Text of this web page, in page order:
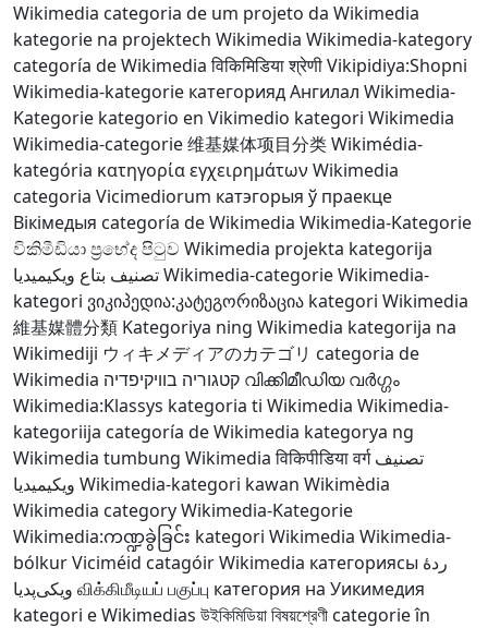
Wikimedia categoria de um projeto da Wikimedia
kategorie na projektech Wikimedia Wikimedia-kategory
categoría de Wikimedia विकिमिडिया श्रेणीVikipidiya:Shopni
Wikimedia-kategorie категорияд Ангилал Wikimedia-
Kategorie kategorio en Vikimedio kategori Wikimedia
Wikimedia-categorie维基媒体项目分类Wikimédia-
kategória κατηγορία εγχειρημάτων Wikimedia
categoria Vicimediorum катэгорыя ў праекце
Вікімедыя categoría de Wikimedia Wikimedia-Kategorie
විකිමීඩියා ප්‍රභේද පිටුව Wikimedia projekta kategorija
تصنيف بتاع ويكيميدياWikimedia-categorieWikimedia-
kategori ვიკიპედია:კატეგორიზაცია kategori Wikimedia
維基媒體分類 Kategoriya ning Wikimedia kategorija na
Wikimediji ウィキメディアのカテゴリ categoria de
Wikimedia קטגוריה בוויקיפדיה വിക്കിമീഡിയ വർഗ്ഗം
Wikimedia:Klassys kategoria ti Wikimedia Wikimedia-
kategoriija categoría de Wikimedia kategorya ng
Wikimedia tumbung Wikimedia विकिपीडिया वर्ग تصنيف
ويكيميديا Wikimedia-kategori kawan Wikimèdia
Wikimedia categoryWikimedia-Kategorie
Wikimedia:ကဏ္ဍခွဲခြင်း kategori Wikimedia Wikimedia-
bólkurViciméid catagóirWikimedia категориясы ردهٔ
ویکی‌پدیا விக்கிமீடியப் பகுப்பு категория на Уикимедия
kategori e Wikimedias উইকিমিডিয়া বিষয়শ্রেণী categorie în